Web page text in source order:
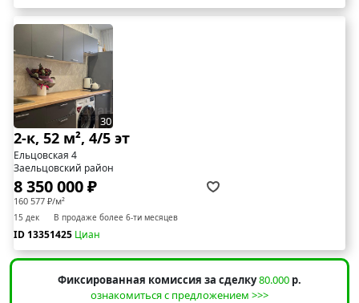
30
2-к, 52 м², 4/5 эт
Ельцовская 4
Заельцовский район
8 350 000 ₽
160 577 ₽/м²
15 дек В продаже более 6-ти месяцев
ID 13351425 Циан
Фиксированная комиссия за сделку80.000 р.
ознакомиться с предложением >>>